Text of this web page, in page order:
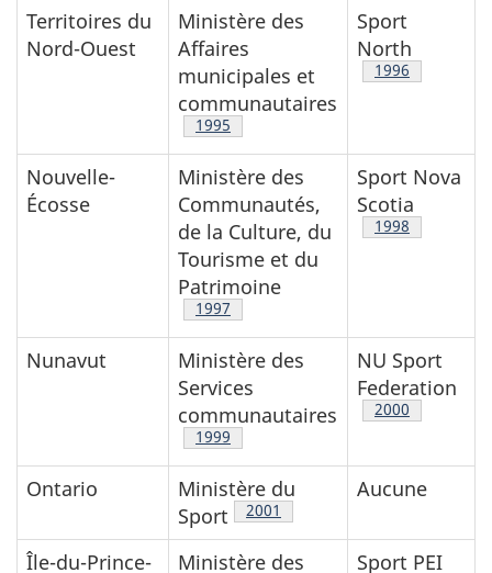
Territoires du
Nord-Ouest
Ministère des
Affaires
municipales et
communautaires
Note de bas de page
1995
Sport
North
Note de bas de
1996
Nouvelle-
Écosse
Ministère des
Communautés,
de la Culture, du
Tourisme et du
Patrimoine
Note de bas de page
1997
Sport Nova
Scotia
Note de bas de
1998
Nunavut
Ministère des
Services
communautaires
Note de bas de page
1999
NU Sport
Federation
Note de bas de
2000
Ontario
Ministère du
Sport
Note de bas de page
2001
Aucune
Île-du-Prince-
Ministère des
Sport PEI